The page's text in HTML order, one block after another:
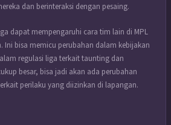
dan berinteraksi dengan pesaing.
dapat mempengaruhi cara tim lain di MPL
Ini bisa memicu perubahan dalam kebijakan
regulasi liga terkait taunting dan
besar, bisa jadi akan ada perubahan
perilaku yang diizinkan di lapangan.